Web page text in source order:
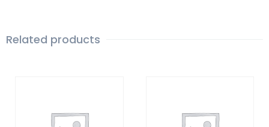
Related products